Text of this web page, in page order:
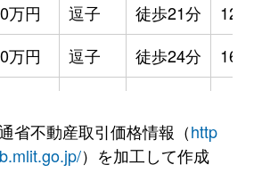
万円 逗子 徒歩21分
万円 逗子 徒歩24分
円 逗子 徒歩45分
省不動産取引価格情報（http
）を加工して作成